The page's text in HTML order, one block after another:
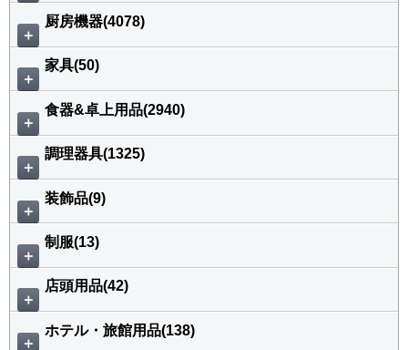
＋
厨房機器(4078)
＋
家具(50)
＋
食器&卓上用品(2940)
＋
調理器具(1325)
＋
装飾品(9)
＋
制服(13)
＋
店頭用品(42)
＋
ホテル・旅館用品(138)